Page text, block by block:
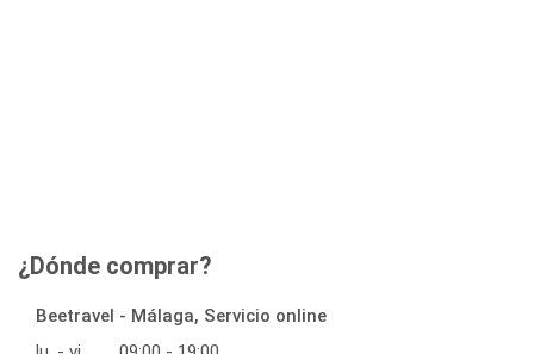
¿Dónde comprar?
Beetravel - Málaga, Servicio online